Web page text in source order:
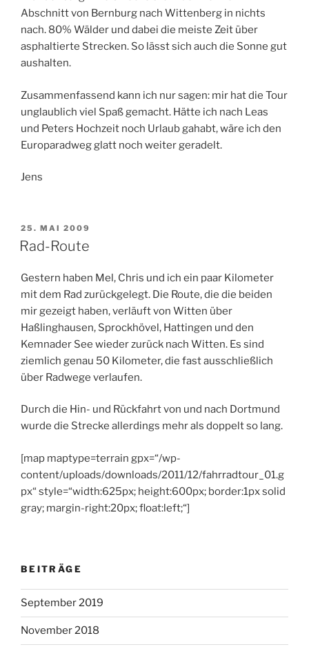
Abschnitt von Bernburg nach Wittenberg in nichts
nach. 80% Wälder und dabei die meiste Zeit über
asphaltierte Strecken. So lässt sich auch die Sonne gut
aushalten.
Zusammenfassend kann ich nur sagen: mir hat die Tour
unglaublich viel Spaß gemacht. Hätte ich nach Leas
und Peters Hochzeit noch Urlaub gahabt, wäre ich den
Europaradweg glatt noch weiter geradelt.
Jens
VERÖFFENTLICHT
AM
25. MAI 2009
Rad-Route
Gestern haben Mel, Chris und ich ein paar Kilometer
mit dem Rad zurückgelegt. Die Route, die die beiden
mir gezeigt haben, verläuft von Witten über
Haßlinghausen, Sprockhövel, Hattingen und den
Kemnader See wieder zurück nach Witten. Es sind
ziemlich genau 50 Kilometer, die fast ausschließlich
über Radwege verlaufen.
Durch die Hin- und Rückfahrt von und nach Dortmund
wurde die Strecke allerdings mehr als doppelt so lang.
[map maptype=terrain gpx=“/wp-
content/uploads/downloads/2011/12/fahrradtour_01.g
px“ style=“width:625px; height:600px; border:1px solid
gray; margin-right:20px; float:left;“]
BEITRÄGE
September 2019
November 2018